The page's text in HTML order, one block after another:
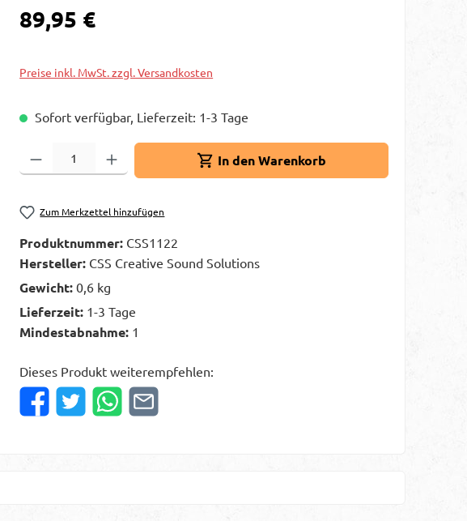
Regulärer Preis:
89,95 €
Preise inkl. MwSt. zzgl. Versandkosten
Sofort verfügbar, Lieferzeit: 1-3 Tage
Produkt Anzahl: Gib den gewünschten Wert ein oder benutze die Schaltflächen um die
In den Warenkorb
Zum Merkzettel hinzufügen
Produktnummer: CSS1122
Hersteller: CSS Creative Sound Solutions
Gewicht:0,6 kg
Lieferzeit: 1-3 Tage
Mindestabnahme: 1
Dieses Produkt weiterempfehlen: